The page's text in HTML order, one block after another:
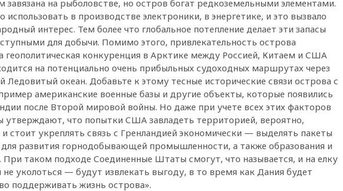
пострадали при атаках ВСУ на
Белгородскую область
18:00Совет мира выбрал
подрядчика для
строительства военной базы в
17:50 Миронов призвал снять
«Яблоко» с выборов в Госдуму
17:45Правительство получит
«золотую акцию» в
управлении аэропортом
Шереметьево
17:35Шесть человек
пострадали при ударе ВСУ по
завязана на рыболовстве, но остров богат редкоземельными элементами.
использовать в производстве электроники, в энергетике, и это вызвало
интерес. Тем более что глобальное потепление делает эти запасы
для добычи. Помимо этого, привлекательность острова
геополитическая конкуренция в Арктике между Россией, Китаем и США
на потенциально очень прибыльных судоходных маршрутах через
Ледовитый океан. Добавьте к этому тесные исторические связи острова с
американские военные базы и другие объекты, которые появились
после Второй мировой войны. Но даже при учете всех этих факторов
утверждают, что попытки США завладеть территорией, вероятно,
стоит укреплять связь с Гренландией экономически — выделять пакеты
развития горнодобывающей промышленности, а также образования и
При таком подходе Соединенные Штаты смогут, что называется, и на елку
не уколоться — будут извлекать выгоду, в то время как Дания будет
поддерживать жизнь острова».